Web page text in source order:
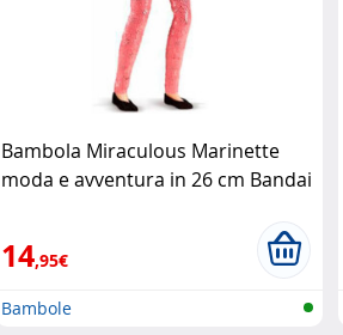
Bambola Miraculous Marinette
moda e avventura in 26 cm Bandai
14,95€
Bambole